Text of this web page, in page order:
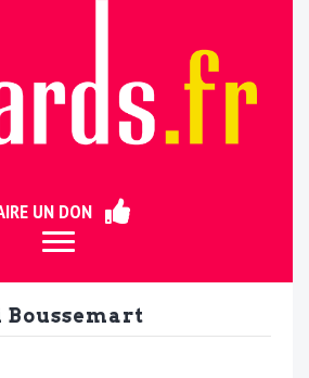
UN DON
Boussemart